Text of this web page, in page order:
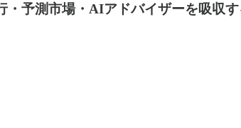
・予測市場・AIアドバイザーを吸収